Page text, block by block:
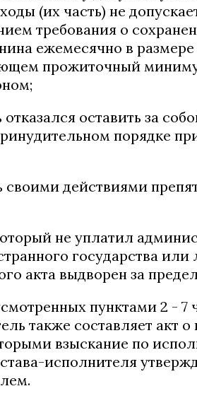
(их часть) не
требования о
ежемесячно в
прожиточный
отказался оставить за
порядке
своими действиями
не уплатил
государства или
акта выдворен за
пунктами 2 - 7
также составляет акт о
взыскание по
исполнителя